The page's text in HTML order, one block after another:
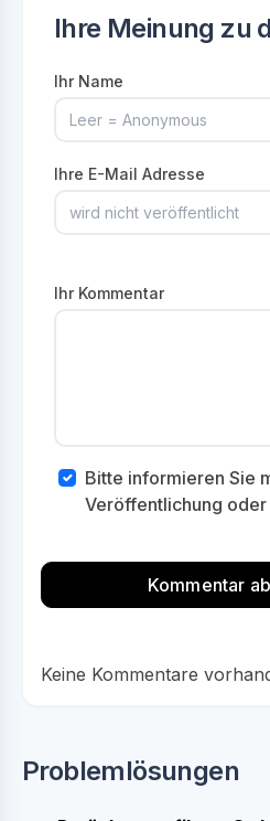
Ihre Meinung zu
Ihr Name
Ihre E-Mail Adresse
Ihr Kommentar
Bitte informieren Sie
Veröffentlichung
Keine Kommentare
Problemlösungen